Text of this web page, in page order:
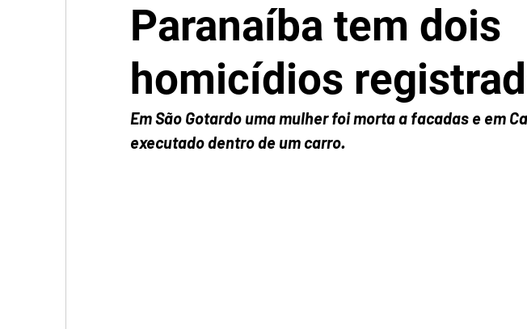
Paranaíba tem dois
homicídios
Em São Gotardo uma mulher foi morta a facadas e em
executado dentro de um carro.